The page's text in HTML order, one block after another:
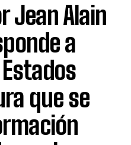
Jean Alain
a
que se